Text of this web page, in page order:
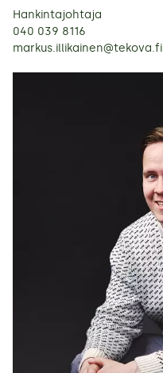
Hankintajohtaja
040 039 8116
markus.illikainen@tekova.fi